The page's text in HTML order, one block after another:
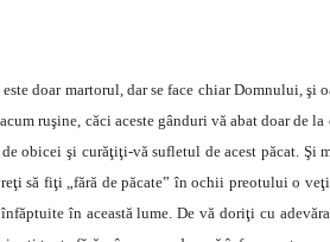
doar martorul, dar se face chiar Domnului, şi
ruşine, căci aceste gânduri vă abat doar de
obicei şi curăţiţi-vă sufletul de acest păcat. Şi
să fiţi „fără de păcate” în ochii preotului o
în această lume. De vă doriţi cu